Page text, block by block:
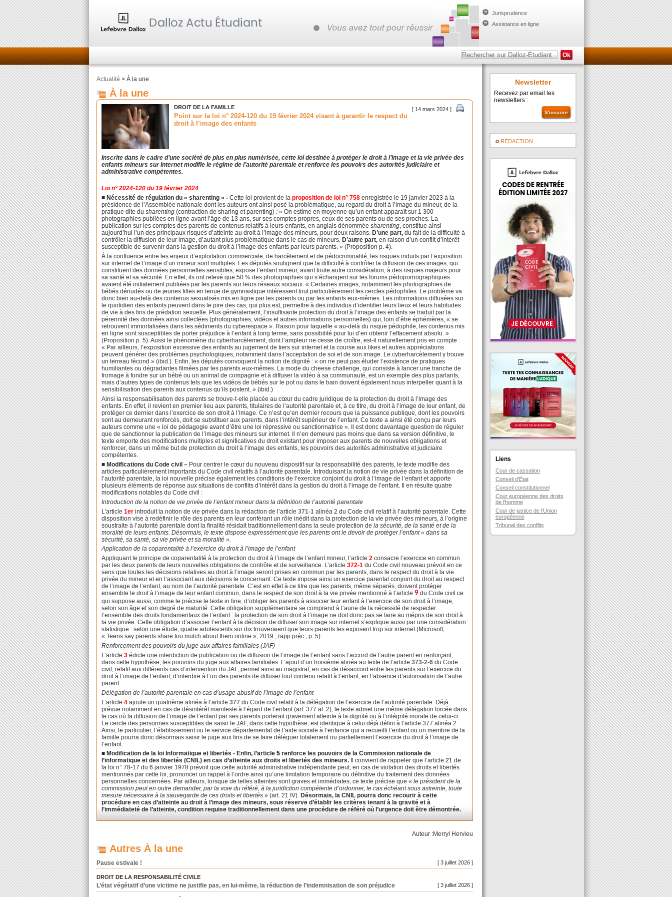
Jurisprudence
Assistance en ligne
Actualité > À la une
À la une
[ 14 mars 2024 ]
DROIT DE LA FAMILLE
Point sur la loi n° 2024-120 du 19 février 2024 visant à garantir le respect du
droit à l’image des enfants
Inscrite dans le cadre d’une société de plus en plus numérisée, cette loi destinée à protéger le droit à l’image et la vie privée des
enfants mineurs sur Internet modifie le régime de l’autorité parentale et renforce les pouvoirs des autorités judiciaire et
administrative compétentes.
Loi n° 2024-120 du 19 février 2024
■ Nécessité de régulation du « sharenting » - Cette loi provient de laproposition de loi n° 758 enregistrée le 19 janvier 2023 à la
présidence de l’Assemblée nationale dont les auteurs ont ainsi posé la problématique, au regard du droit à l’image du mineur, de la
pratique dite dusharenting(contraction de sharing et parenting) :« On estime en moyenne qu’un enfant apparaît sur 1 300
photographies publiées en ligne avant l’âge de 13 ans, sur ses comptes propres, ceux de ses parents ou de ses proches. La
publication sur les comptes des parents de contenus relatifs à leurs enfants, en anglais dénomméesharenting, constitue ainsi
aujourd’hui l’un des principaux risques d’atteinte au droit à l’image des mineurs, pour deux raisons. D’une part, du fait de la difficulté à
contrôler la diffusion de leur image, d’autant plus problématique dans le cas de mineurs. D’autre part, en raison d’un conflit d’intérêt
susceptible de survenir dans la gestion du droit à l’image des enfants par leurs parents. »(Proposition p. 4).
À la confluence entre les enjeux d’exploitation commerciale, de harcèlement et de pédocriminalité, les risques induits par l’exposition
sur internet de l’image d’un mineur sont multiples. Les députés soulignent que la difficulté à contrôler la diffusion de ces images, qui
constituent des données personnelles sensibles, expose l’enfant mineur, avant toute autre considération, à des risques majeurs pour
sa santé et sa sécurité. En effet, ils ont relevé que 50 % des photographies qui s’échangent sur les forums pédopornographiques
avaient été initialement publiées par les parents sur leurs réseaux sociaux. « Certaines images, notamment les photographies de
bébés dénudés ou de jeunes filles en tenue de gymnastique intéressent tout particulièrement les cercles pédophiles. Le problème va
donc bien au‑delà des contenus sexualisés mis en ligne par les parents ou par les enfants eux‑mêmes. Les informations diffusées sur
le quotidien des enfants peuvent dans le pire des cas, qui plus est, permettre à des individus d’identifier leurs lieux et leurs habitudes
de vie à des fins de prédation sexuelle. Plus généralement, l’insuffisante protection du droit à l’image des enfants se traduit par la
pérennité des données ainsi collectées (photographies, vidéos et autres informations personnelles) qui, loin d’être éphémères, « se
retrouvent immortalisées dans les sédiments du cyberespace ». Raison pour laquelle « au‑delà du risque pédophile, les contenus mis
en ligne sont susceptibles de porter préjudice à l’enfant à long terme, sans possibilité pour lui d’en obtenir l’effacement absolu. »
(Proposition p. 5). Aussi le phénomène du cyberharcèlement, dont l’ampleur ne cesse de croître, est-il naturellement pris en compte :
« Par ailleurs, l’exposition excessive des enfants au jugement de tiers sur internet et la course aux likes et autres appréciations
peuvent générer des problèmes psychologiques, notamment dans l’acceptation de soi et de son image. Le cyberharcèlement y trouve
un terreau fécond » (ibid.). Enfin, les députés convoquent la notion de dignité : « on ne peut pas éluder l’existence de pratiques
humiliantes ou dégradantes filmées par les parents eux-mêmes. La mode du cheese challenge, qui consiste à lancer une tranche de
fromage à fondre sur un bébé ou un animal de compagnie et à diffuser la vidéo à sa communauté, est un exemple des plus parlants,
mais d’autres types de contenus tels que les vidéos de bébés sur le pot ou dans le bain doivent également nous interpeller quant à la
sensibilisation des parents aux contenus qu’ils postent. » (ibid.)
Ainsi la responsabilisation des parents se trouve-t-elle placée au cœur du cadre juridique de la protection du droit à l’image des
enfants. En effet, il revient en premier lieu aux parents, titulaires de l’autorité parentale et, à ce titre, du droit à l’image de leur enfant, de
protéger ce dernier dans l’exercice de son droit à l’image. Ce n’est qu’en dernier recours que la puissance publique, dont les pouvoirs
sont au demeurant renforcés, doit se substituer aux parents, dans l’intérêt supérieur de l’enfant. Ce texte a ainsi été conçu par leurs
auteurs comme une « loi de pédagogie avant d’être une loi répressive ou sanctionnatrice ». Il est donc davantage question de réguler
que de sanctionner la publication de l’image des mineurs sur internet. Il n’en demeure pas moins que dans sa version définitive, le
texte emporte des modifications multiples et significatives du droit existant pour imposer aux parents de nouvelles obligations et
renforcer, dans un même but de protection du droit à l’image des enfants, les pouvoirs des autorités administrative et judiciaire
compétentes.
■Modifications du Code civil – Pour centrer le cœur du nouveau dispositif sur la responsabilité des parents, le texte modifie des
articles particulièrement importants du Code civil relatifs à l’autorité parentale. Introduisant la notion de vie privée dans la définition de
l’autorité parentale, la loi nouvelle précise également les conditions de l’exercice conjoint du droit à l’image de l’enfant et apporte
plusieurs éléments de réponse aux situations de conflits d’intérêt dans la gestion du droit à l’image de l’enfant. Il en résulte quatre
modifications notables du Code civil :
Introduction de la notion de vie privée de l’enfant mineur dans la définition de l’autorité parentale
L’article1er introduit la notion de vie privée dans la rédaction de l’article371-1 alinéa 2 du Code civil relatif à l’autorité parentale. Cette
disposition vise à redéfinir le rôle des parents en leur conférant un rôle inédit dans la protection de la vie privée des mineurs, à l’origine
soustraite à l’autorité parentale dont la finalité résidait traditionnellement dans la seule protection dela sécurité, de la santé et de la
moralité de leurs enfants. Désormais, le texte dispose expressément que les parents ont le devoir de protéger l’enfant « dans sa
sécurité, sa santé, sa vie privée et sa moralité ».
Application de la coparentalité à l’exercice du droit à l’image de l’enfant
Appliquant le principe de coparentalité à la protection du droit à l’image de l’enfant mineur, l’article2 consacre l’exercice en commun
par les deux parents de leurs nouvelles obligations de contrôle et de surveillance. L’article372-1 du Code civil nouveau prévoit en ce
sens que toutes les décisions relatives au droit à l’image seront prises en commun par les parents, dans le respect du droit à la vie
privée du mineur et en l’associant aux décisions le concernant. Ce texte impose ainsi un exercice parental conjoint du droit au respect
de l’image de l’enfant, au nom de l’autorité parentale. C’est en effet à ce titre que les parents, même séparés, doivent protéger
ensemble le droit à l’image de leur enfant commun, dans le respect de son droit à la vie privée mentionné à l’article9 du Code civil ce
qui suppose aussi, comme le précise le texte in fine, d’obliger les parents à associer leur enfant à l’exercice de son droit à l’image,
selon son âge et son degré de maturité. Cette obligation supplémentaire se comprend à l’aune de la nécessité de respecter
l’ensemble des droits fondamentaux de l’enfant : la protection de son droit à l’image ne doit donc pas se faire au mépris de son droit à
la vie privée. Cette obligation d’associer l’enfant à la décision de diffuser son image sur internet s’explique aussi par une considération
statistique : selon une étude, quatre adolescents sur dix trouveraient que leurs parents les exposent trop sur internet (Microsoft,
« Teens say parents share too mutch about them online », 2019 ; rapp.préc., p. 5).
Renforcement des pouvoirs du juge aux affaires familiales (JAF)
L’article 3 édicte une interdiction de publication ou de diffusion de l’image de l’enfant sans l’accord de l’autre parent en renforçant,
dans cette hypothèse, les pouvoirs du juge aux affaires familiales. L’ajout d’un troisième alinéa au texte de l’article373-2-6 du Code
civil, relatif aux différents cas d’intervention du JAF, permet ainsi au magistrat, en cas de désaccord entre les parents sur l’exercice du
droit à l’image de l’enfant, d’interdire à l’un des parents de diffuser tout contenu relatif à l’enfant, en l’absence d’autorisation de l’autre
parent.
Délégation de l’autorité parentale en cas d’usage abusif de l’image de l’enfant
L’article4 ajoute un quatrième alinéa à l’article377 du Code civil relatif à la délégation de l’exercice de l’autorité parentale. Déjà
prévue notamment en cas de désintérêt manifeste à l’égard de l’enfant (art. 377 al. 2), le texte admet une même délégation forcée dans
le cas où la diffusion de l’image de l’enfant par ses parents porterait gravement atteinte à la dignité ou à l’intégrité morale de celui-ci.
Le cercle des personnes susceptibles de saisir le JAF, dans cette hypothèse, est identique à celui déjà défini à l’article 377 alinéa 2.
Ainsi, le particulier, l’établissement ou le service départemental de l’aide sociale à l’enfance qui a recueilli l’enfant ou un membre de la
famille pourra donc désormais saisir le juge aux fins de se faire déléguer totalement ou partiellement l’exercice du droit à l’image de
l’enfant.
■ Modification de la loi Informatique et libertés - Enfin, l’article5 renforce les pouvoirs de la Commission nationale de
l’informatique et des libertés (CNIL) en cas d’atteinte aux droits et libertés des mineurs.
Il convient de rappeler que l’article21 de
la loi n° 78-17 du 6 janvier 1978 prévoit que cette autorité administrative indépendante peut, en cas de violation des droits et libertés
mentionnés par cette loi, prononcer un rappel à l’ordre ainsi qu’une limitation temporaire ou définitive du traitement des données
personnelles concernées. Par ailleurs, lorsque de telles atteintes sont graves et immédiates, ce texte précise que «le président de la
commission peut en outre demander, par la voie du référé, à la juridiction compétente d’ordonner, le cas échéant sous astreinte, toute
mesure nécessaire à la sauvegarde de ces droits et libertés » (art. 21 IV). Désormais, la CNIL pourra donc recourir à cette
procédure en cas d’atteinte au droit à l’image des mineurs, sous réserve d’établir les critères tenant à la gravité et à
l’immédiateté de l’atteinte, condition requise traditionnellement dans une procédure de référé où l’urgence doit être démontrée.
Auteur :Merryl Hervieu
Autres À la une
[ 3 juillet 2026 ]
Pause estivale !
DROIT DE LA RESPONSABILITÉ CIVILE
[ 3 juillet 2026 ]
L’état végétatif d’une victime ne justifie pas, en lui-même, la réduction de l’indemnisation de son préjudice
Newsletter
Recevez par email les
newsletters :
RÉDACTION
Liens
Cour de cassation
Conseil d’État
Conseil constitutionnel
Cour européenne des droits
de l’homme
Cour de justice de l’Union
européenne
Tribunal des conflits